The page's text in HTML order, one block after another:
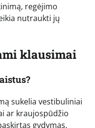
regėjimo
nutraukti jų
klausimai
sukelia vestibuliniai
ar kraujospūdžio
gydymas.